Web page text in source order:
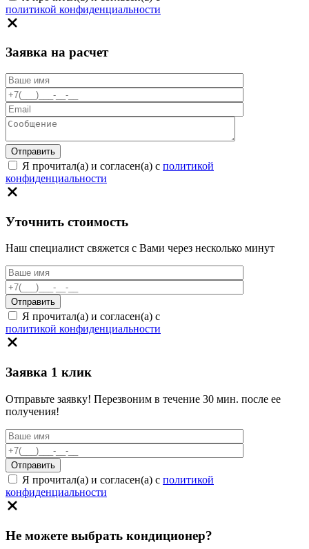
политикой конфиденциальности
Заявка на расчет
Я прочитал(а) и согласен(а) с политикой
конфиденциальности
Уточнить стоимость
Наш специалист свяжется с Вами через несколько минут
Я прочитал(а) и согласен(а) с
политикой конфиденциальности
Заявка 1 клик
Отправьте заявку! Перезвоним в течение 30 мин. после ее
получения!
Я прочитал(а) и согласен(а) с политикой
конфиденциальности
Не можете выбрать кондиционер?